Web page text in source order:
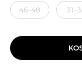
46-48 31-